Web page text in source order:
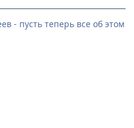
- пусть теперь все об этом